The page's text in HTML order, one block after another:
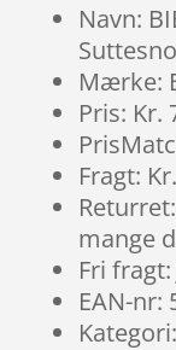
Navn:
Mærke:
Pris: Kr.
Fragt:
mange
Fri
EAN-nr: